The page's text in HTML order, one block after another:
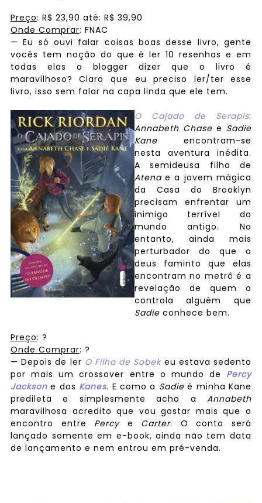
Preço: R$ 23,90 até: R$ 39,90
Onde Comprar: FNAC
— Eu só ouvi falar coisas boas desse livro, gente
vocês tem noção do que é ler 10 resenhas e em
todas elas o blogger dizer que o livro é
maravilhoso? Claro que eu preciso ler/ter esse
livro, isso sem falar na capa linda que ele tem.
O Cajado de Serapís:
Annabeth Chasee Sadie
Kaneencontram-se
nesta aventura inédita.
A semideusa filha de
Atenae a jovem mágica
da Casa do Brooklyn
precisam enfrentar um
inimigo terrível do
mundo antigo. No
entanto, ainda mais
perturbador do que o
deus faminto que elas
encontram no metrô é a
revelação de quem o
controla alguém que
Sadieconhece bem.
Preço: ?
Onde Comprar: ?
— Depois de ler O Filho de Sobekeu estava sedento
por mais um crossover entre o mundo de Percy
Jacksone dos Kanes. E como a Sadieé minha Kane
predileta e simplesmente acho aAnnabeth
maravilhosa acredito que vou gostar mais que o
encontro entre Percye Carter. O conto será
lançado somente em e-book, ainda não tem data
de lançamento e nem entrou em pré-venda.